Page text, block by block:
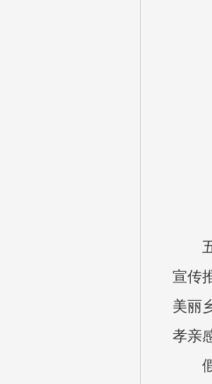
宣传
美丽
孝亲